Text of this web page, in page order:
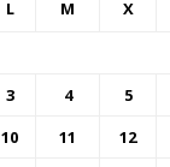
L M X
3
4 5
10
11 12